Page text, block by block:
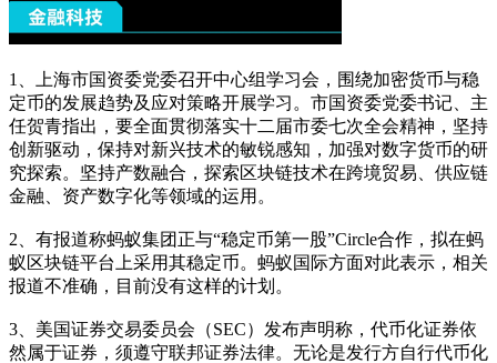
1、上海市国资委党委召开中心组学习会，围绕加密货币与稳
定币的发展趋势及应对策略开展学习。市国资委党委书记、主
任贺青指出，要全面贯彻落实十二届市委七次全会精神，坚持
创新驱动，保持对新兴技术的敏锐感知，加强对数字货币的研
究探索。坚持产数融合，探索区块链技术在跨境贸易、供应链
金融、资产数字化等领域的运用。
2、有报道称蚂蚁集团正与“稳定币第一股”Circle合作，拟在蚂
蚁区块链平台上采用其稳定币。蚂蚁国际方面对此表示，相关
报道不准确，目前没有这样的计划。
3、美国证券交易委员会（SEC）发布声明称，代币化证券依
然属于证券，须遵守联邦证券法律。无论是发行方自行代币化